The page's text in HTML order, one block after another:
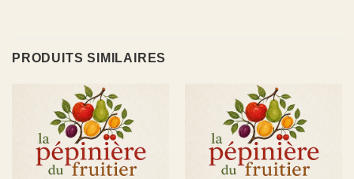
PRODUITS SIMILAIRES